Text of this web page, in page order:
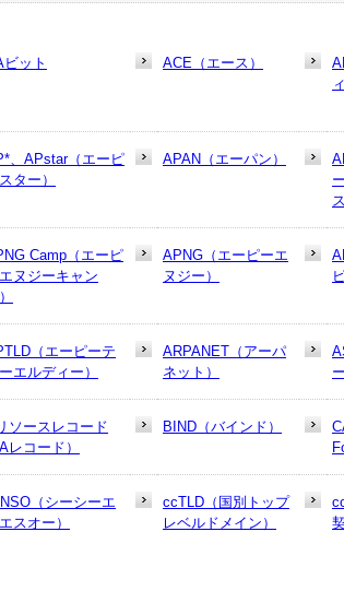
ビット ACE（エース）
、APstar（エーピ
ター）
APAN（エーパン）
Camp（エーピ
ヌジーキャン
APNG（エーピーエ
ヌジー）
（エーピーテ
エルディー）
ARPANET（アーパ
ネット）
ソースレコード
Aレコード）
BIND（バインド）
（シーシーエ
スオー）
ccTLD（国別トップ
レベルドメイン）